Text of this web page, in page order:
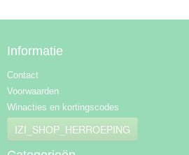
Informatie
Contact
Voorwaarden
Winacties en kortingscodes
IZI_SHOP_HERROEPING